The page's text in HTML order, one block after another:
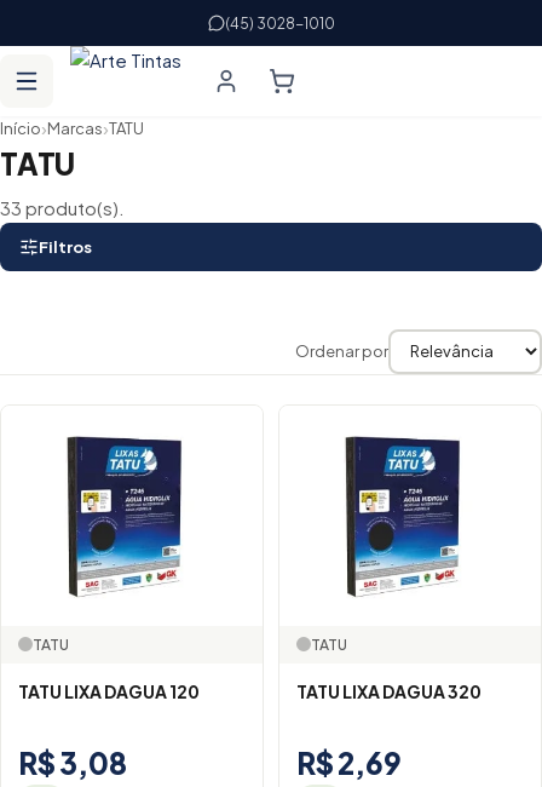
(45) 3028-1010
Início›Marcas›TATU
TATU
33 produto(s).
Filtros
Ordenar por
TATU
TATU LIXA DAGUA 120
R$ 3,08
TATU
TATU LIXA DAGUA 320
R$ 2,69